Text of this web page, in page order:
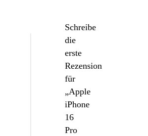
Schreibe
die
erste
Rezension
für
„Apple
iPhone
16
Pro